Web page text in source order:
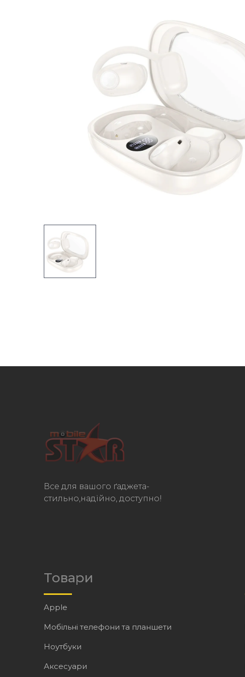
Все для вашого ґаджета-
стильно,надійно, доступно!
Товари
Apple
Мобільні телефони та планшети
Ноутбуки
Аксесуари